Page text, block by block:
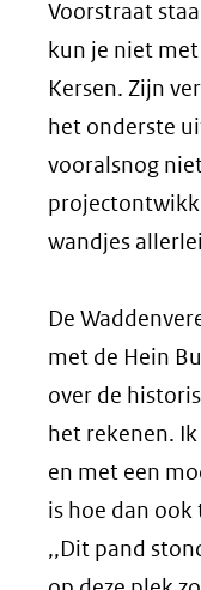
Voorstraat
kun je niet
Kersen. Zijn
het onderste
vooralsnog
wandjes
De
met de Hein
over de
het rekenen.
en met een
is hoe dan
,,Dit pand